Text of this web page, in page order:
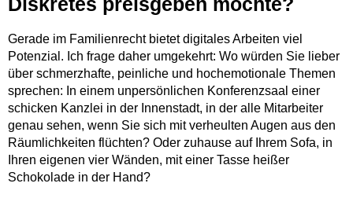
Diskretes preisgeben möchte?
Gerade im Familienrecht bietet digitales Arbeiten viel
Potenzial. Ich frage daher umgekehrt: Wo würden Sie lieber
über schmerzhafte, peinliche und hochemotionale Themen
sprechen: In einem unpersönlichen Konferenzsaal einer
schicken Kanzlei in der Innenstadt, in der alle Mitarbeiter
genau sehen, wenn Sie sich mit verheulten Augen aus den
Räumlichkeiten flüchten? Oder zuhause auf Ihrem Sofa, in
Ihren eigenen vier Wänden, mit einer Tasse heißer
Schokolade in der Hand?